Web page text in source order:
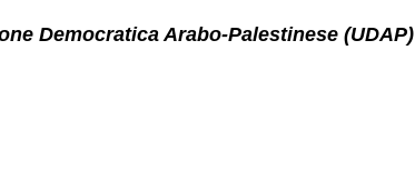
Democratica Arabo-Palestinese (UDAP)